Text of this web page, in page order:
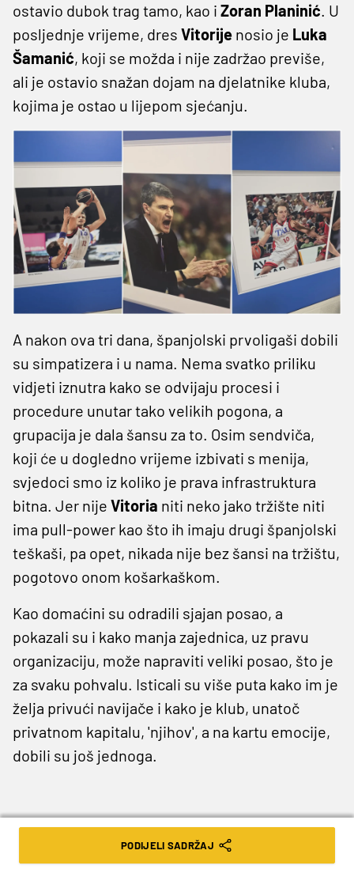
ostavio dubok trag tamo, kao i Zoran Planinić. U
posljednje vrijeme, dres Vitorije nosio je Luka
Šamanić, koji se možda i nije zadržao previše,
ali je ostavio snažan dojam na djelatnike kluba,
kojima je ostao u lijepom sjećanju.
A nakon ova tri dana, španjolski prvoligaši dobili
su simpatizera i u nama. Nema svatko priliku
vidjeti iznutra kako se odvijaju procesi i
procedure unutar tako velikih pogona, a
grupacija je dala šansu za to. Osim sendviča,
koji će u dogledno vrijeme izbivati s menija,
svjedoci smo iz koliko je prava infrastruktura
bitna. Jer nije Vitoria niti neko jako tržište niti
ima pull-power kao što ih imaju drugi španjolski
teškaši, pa opet, nikada nije bez šansi na tržištu,
pogotovo onom košarkaškom.
Kao domaćini su odradili sjajan posao, a
pokazali su i kako manja zajednica, uz pravu
organizaciju, može napraviti veliki posao, što je
za svaku pohvalu. Isticali su više puta kako im je
želja privući navijače i kako je klub, unatoč
privatnom kapitalu, 'njihov', a na kartu emocije,
dobili su još jednoga.
PODIJELI SADRŽAJ